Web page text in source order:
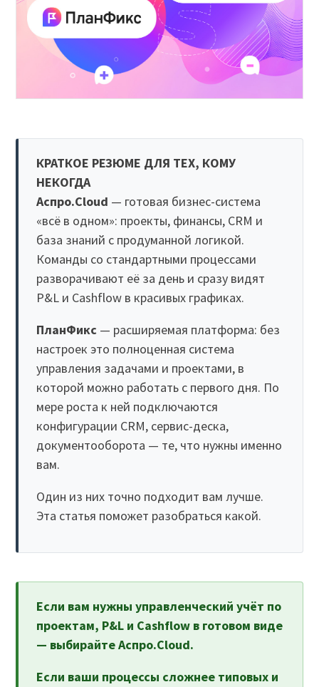
КРАТКОЕ РЕЗЮМЕ ДЛЯ ТЕХ, КОМУ
НЕКОГДА
Аспро.Cloud — готовая бизнес-система
«всё в одном»: проекты, финансы, CRM и
база знаний с продуманной логикой.
Команды со стандартными процессами
разворачивают её за день и сразу видят
P&L и Cashflow в красивых графиках.
ПланФикс — расширяемая платформа: без
настроек это полноценная система
управления задачами и проектами, в
которой можно работать с первого дня. По
мере роста к ней подключаются
конфигурации CRM, сервис-деска,
документооборота — те, что нужны именно
вам.
Один из них точно подходит вам лучше.
Эта статья поможет разобраться какой.
Если вам нужны управленческий учёт по
проектам, P&L и Cashflow в готовом виде
— выбирайте Аспро.Cloud.
Если ваши процессы сложнее типовых и